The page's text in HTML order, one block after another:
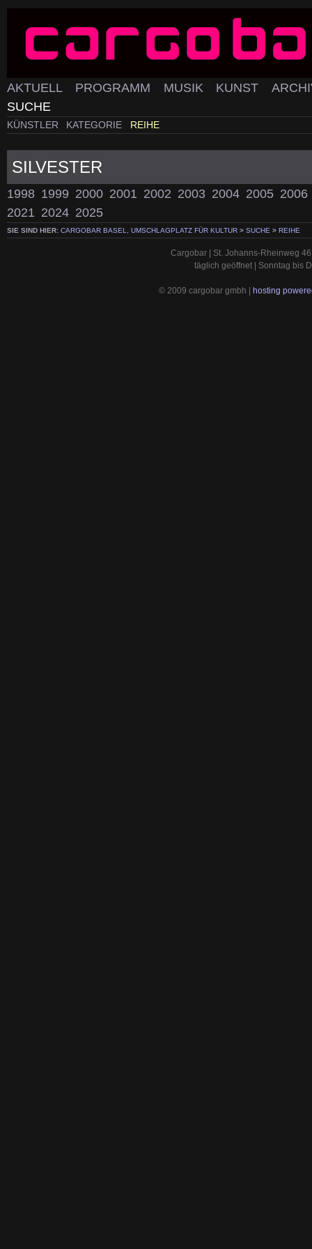
AKTUELL PROGRAMM MUSIK KUNST
SUCHE
KÜNSTLER KATEGORIE REIHE
SILVESTER
1998 1999 2000 2001 2002 2003 2004 2005 2006
2021 2024 2025
SIE SIND HIER: CARGOBAR BASEL, UMSCHLAGPLATZ FÜR KULTUR > SUCHE > REIHE
Cargobar | St. Johanns-Rheinweg
täglich geöffnet | Sonntag bis
© 2009 cargobar gmbh | hosting